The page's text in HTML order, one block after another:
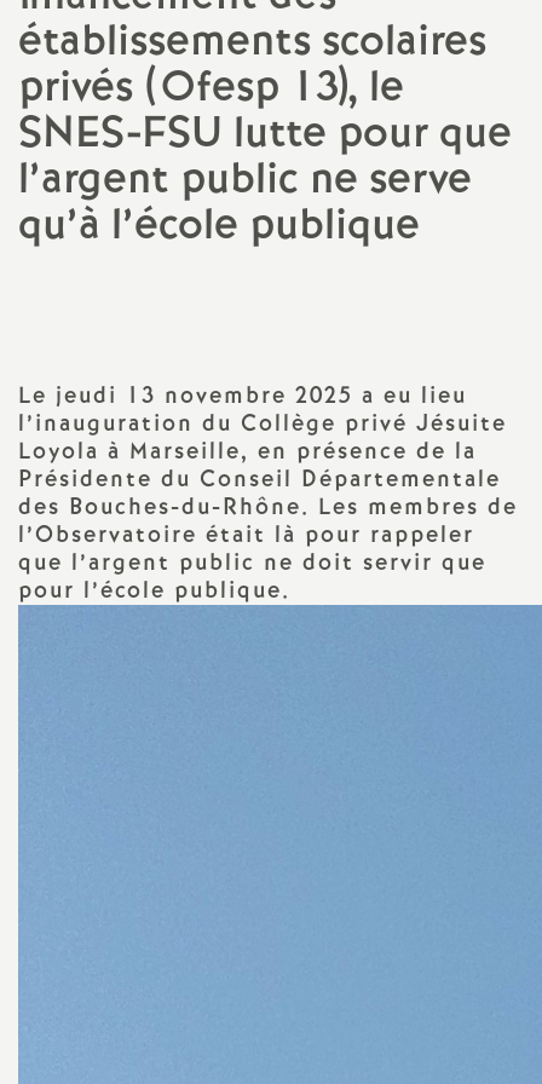
a
t
i
o
l
d
e
s
établissements scolaires
privés (Ofesp 13), le
SNES-FSU lutte pour que
l’argent public ne serve
qu’à l’école publique
Le jeudi 13 novembre 2025 a eu lieu
l’inauguration du Collège privé Jésuite
Loyola à Marseille, en présence de la
Présidente du Conseil Départementale
des Bouches-du-Rhône. Les membres de
l’Observatoire était là pour rappeler
que l’argent public ne doit servir que
pour l’école publique.